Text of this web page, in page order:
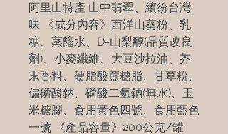
阿里山特產 山中翡翠、繽紛台灣
味 《成分內容》西洋山葵粉、乳
糖、蒸餾水、D-山梨醇(品質改良
劑)、小麥纖維、大豆沙拉油、芥
末香料、硬脂酸蔗糖脂、甘草粉、
偏磷酸鈉、磷酸二氫鈉(無水)、玉
米糖膠、食用黃色四號、食用藍色
一號 《產品容量》200公克/罐